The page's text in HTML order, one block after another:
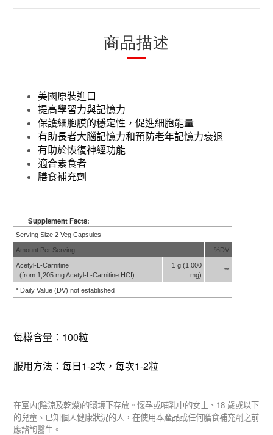
商品描述
美國原裝進口
提高學習力與記憶力
保護細胞膜的穩定性，促進細胞能量
有助長者大腦記憶力和預防老年記憶力衰退
有助於恢復神經功能
適合素食者
膳食補充劑
Supplement Facts:
Serving Size 2 Veg Capsules
Amount Per Serving %DV
Acetyl-L-Carnitine
(from 1,205 mg Acetyl-L-Carnitine HCI)
1 g (1,000
mg)
**
* Daily Value (DV) not established
每樽含量：100粒
服用方法：每日1-2次，每次1-2粒
在室内(陰涼及乾燥)的環境下存放。懷孕或哺乳中的女士、 18 歲或以下
的兒童、已知個人健康狀況的人，在使用本產品或任何膳食補充劑之前
應諮詢醫生。